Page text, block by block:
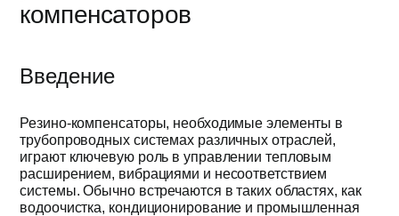
Получить
компенсаторов
Введение
Резино-компенсаторы, необходимые элементы в
трубопроводных системах различных отраслей,
играют ключевую роль в управлении тепловым
расширением, вибрациями и несоответствием
системы. Обычно встречаются в таких областях, как
водоочистка, кондиционирование и промышленная